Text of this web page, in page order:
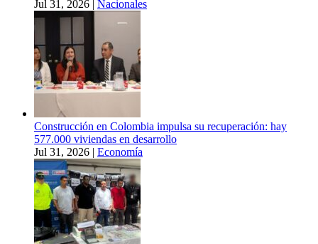
Jul 31, 2026 Nacionales
Construcción en Colombia impulsa su recuperación: hay
577.000 viviendas en desarrollo
Jul 31, 2026 | Economía